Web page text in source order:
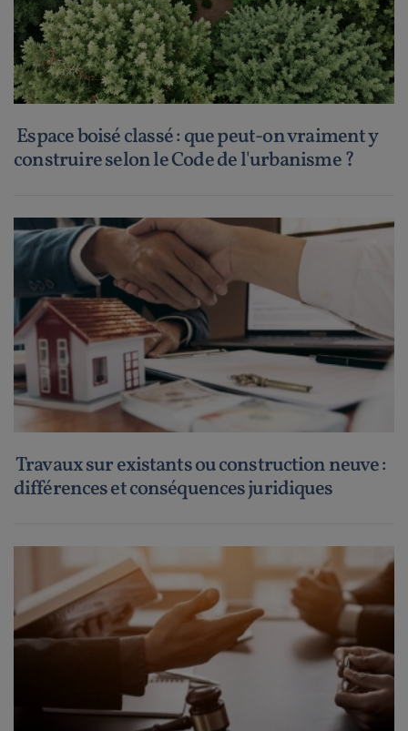
Espace boisé classé : que peut-on vraiment y
construire selon le Code de l'urbanisme ?
Travaux sur existants ou construction neuve :
différences et conséquences juridiques